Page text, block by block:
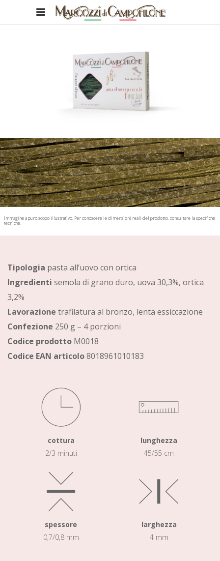
Immagine a puro scopo illustrativo. Per conoscere le dimensioni reali del prodotto, consultare la specifiche
tecniche.
Tipologia pasta all’uovo con ortica
Ingredienti semola di grano duro, uova 30,3%, ortica
3,2%
Lavorazione trafilatura al bronzo, lenta essiccazione
Confezione 250 g – 4 porzioni
Codice prodotto M0018
Codice EAN articolo8018961010183
cottura
2/3 minuti
spessore
0,7/0,8 mm
lunghezza
45/55 cm
larghezza
4 mm